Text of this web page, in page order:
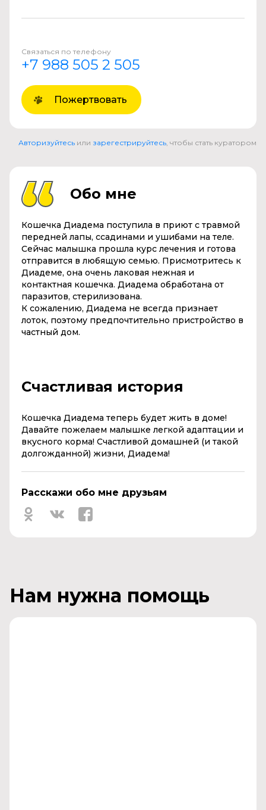
Связаться по телефону
+7 988 505 2 505
Пожертвовать
Авторизуйтесь или зарегестрируйтесь , чтобы стать куратором
Обо мне
Кошечка Диадема поступила в приют с травмой
передней лапы, ссадинами и ушибами на теле.
Сейчас малышка прошла курс лечения и готова
отправится в любящую семью. Присмотритесь к
Диадеме, она очень лаковая нежная и
контактная кошечка. Диадема обработана от
паразитов, стерилизована.
К сожалению, Диадема не всегда признает
лоток, поэтому предпочтительно пристройство в
частный дом.
Счастливая история
Кошечка Диадема теперь будет жить в доме!
Давайте пожелаем малышке легкой адаптации и
вкусного корма! Счастливой домашней (и такой
долгожданной) жизни, Диадема!
Расскажи обо мне друзьям
Нам нужна помощь